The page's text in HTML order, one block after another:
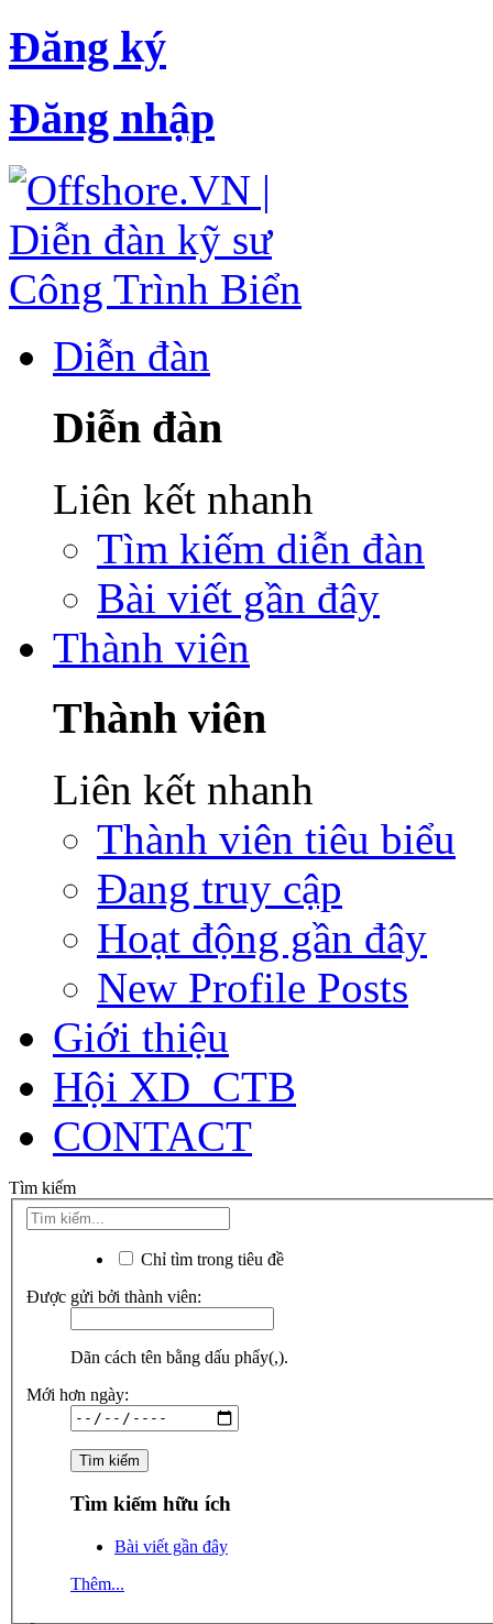
Đăng ký
Đăng nhập
Diễn đàn
Diễn đàn
Liên kết nhanh
Tìm kiếm diễn đàn
Bài viết gần đây
Thành viên
Thành viên
Liên kết nhanh
Thành viên tiêu biểu
Đang truy cập
Hoạt động gần đây
New Profile Posts
Giới thiệu
Hội XD_CTB
CONTACT
Tìm kiếm
Chỉ tìm trong tiêu đề
Được gửi bởi thành viên:
Dãn cách tên bằng dấu phẩy(,).
Mới hơn ngày:
Tìm kiếm hữu ích
Bài viết gần đây
Thêm...